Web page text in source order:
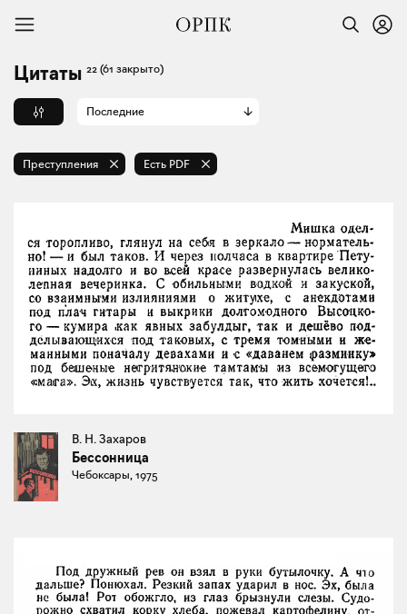
Цитаты 22 (61 закрыто)
Последние
Преступления Есть PDF
В. Н. Захаров
Бессонница
Чебоксары, 1975